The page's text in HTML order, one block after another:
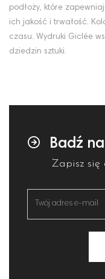
podłoży, które
ich jakość i trwałość.
czasu. Wydruki Giclée
dziedzin sztuki.
Badź
Zapisz się